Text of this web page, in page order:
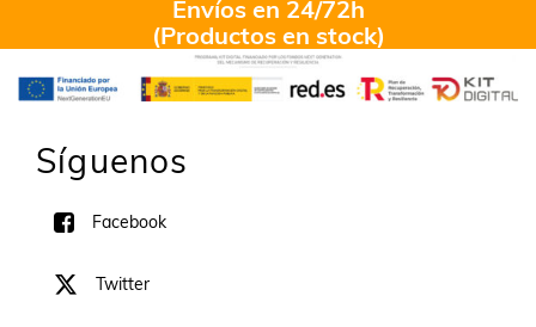
Envíos en 24/72h
(Productos en stock)
Síguenos
Facebook
Twitter